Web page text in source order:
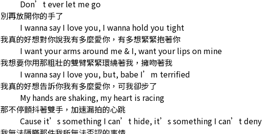
Don’t ever let me go
別再放開你的手了
I wanna say I love you, I wanna hold you tight
我真的好想對你說我有多麼愛你，有多想緊緊抱著你
I want your arms around me & I, want your lips on mine
我想要你用那粗壯的雙臂緊緊環繞著我，擁吻著我
I wanna say I love you, but, babe I’m terrified
我真的好想告訴你我有多麼愛你，可我卻步了
My hands are shaking, my heart is racing
那不停顫抖著雙手，加速漏拍的心跳
Cause it’s something I can’t hide, it’s something I can’t deny